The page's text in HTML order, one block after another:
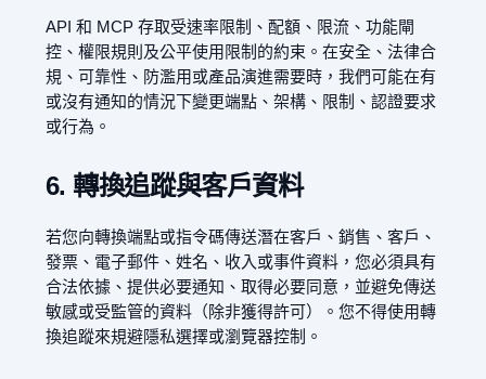
API 和 MCP 存取受速率限制、配額、限流、功能閘
控、權限規則及公平使用限制的約束。在安全、法律合
規、可靠性、防濫用或產品演進需要時，我們可能在有
或沒有通知的情況下變更端點、架構、限制、認證要求
或行為。
6. 轉換追蹤與客戶資料
若您向轉換端點或指令碼傳送潛在客戶、銷售、客戶、
發票、電子郵件、姓名、收入或事件資料，您必須具有
合法依據、提供必要通知、取得必要同意，並避免傳送
敏感或受監管的資料（除非獲得許可）。您不得使用轉
換追蹤來規避隱私選擇或瀏覽器控制。